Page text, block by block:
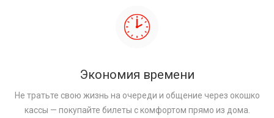
Экономия времени
Не тратьте свою жизнь на очереди и общение через окошко
кассы — покупайте билеты с комфортом прямо из дома.